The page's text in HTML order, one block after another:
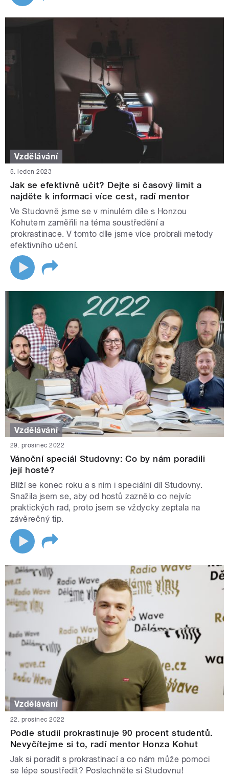
Vzdělávání
5. leden 2023
Jak se efektivně učit? Dejte si časový limit a
najděte k informaci více cest, radí mentor
Ve Studovně jsme se v minulém díle s Honzou
Kohutem zaměřili na téma soustředění a
prokrastinace. V tomto díle jsme více probrali metody
efektivního učení.
Vzdělávání
29. prosinec 2022
Vánoční speciál Studovny: Co by nám poradili
její hosté?
Blíží se konec roku a s ním i speciální díl Studovny.
Snažila jsem se, aby od hostů zaznělo co nejvíc
praktických rad, proto jsem se vždycky zeptala na
závěrečný tip.
Vzdělávání
22. prosinec 2022
Podle studií prokrastinuje 90 procent studentů.
Nevyčítejme si to, radí mentor Honza Kohut
Jak si poradit s prokrastinací a co nám může pomoci
se lépe soustředit? Poslechněte si Studovnu!